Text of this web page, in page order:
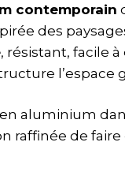
contemporain
des
, résistant, facile
aluminium
raffinée de